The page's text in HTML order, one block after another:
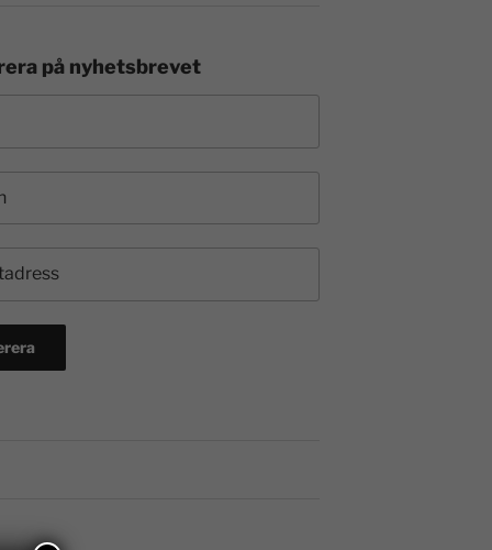
på nyhetsbrevet